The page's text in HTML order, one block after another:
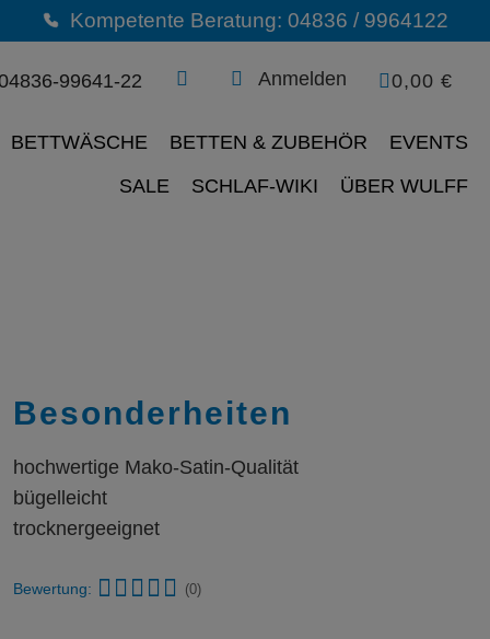
Kompetente Beratung: 04836 / 9964122
0,00 €
Anmelden
BETTWÄSCHE BETTEN & ZUBEHÖR
EVENTS
SALE
SCHLAF-WIKI ÜBER WULFF
99641-22
Besonderheiten
hochwertige Mako-Satin-Qualität
bügelleicht
trocknergeeignet
Bewertung: (0)